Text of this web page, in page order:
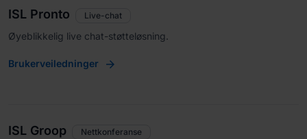
ISL Pronto Live-chat
Øyeblikkelig live chat-støtteløsning.
Brukerveiledninger
ISL Groop Nettkonferanse